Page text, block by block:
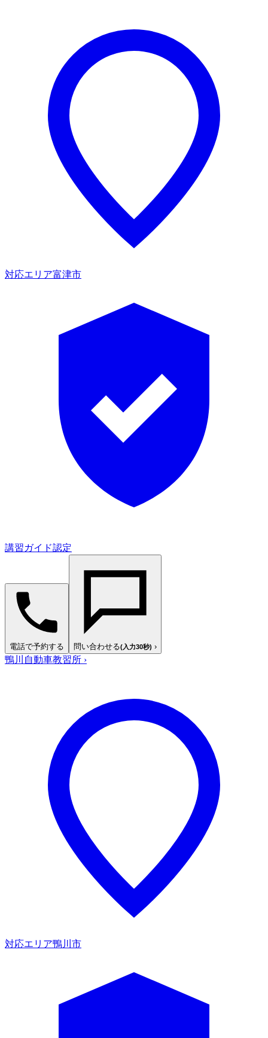
対応エリア富津市
講習ガイド認定
電話で予約する 問い合わせる(入力30秒) ›
鴨川自動車教習所 ›
対応エリア鴨川市